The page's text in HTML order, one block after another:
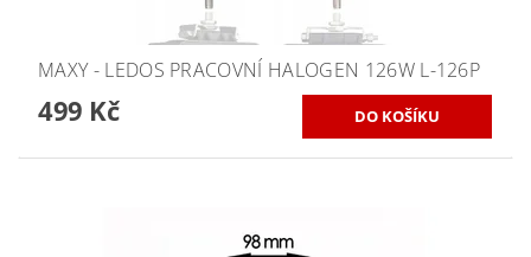
MAXY - LEDOS PRACOVNÍ HALOGEN 126W L-126P
499 Kč